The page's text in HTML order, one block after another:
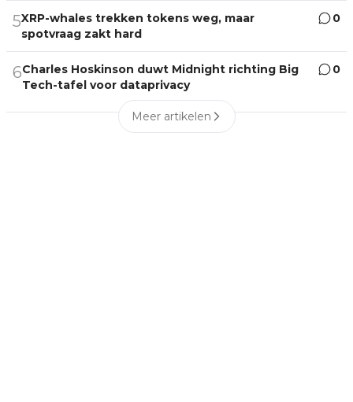
5XRP-whales trekken tokens weg, maar
spotvraag zakt hard
0
6Charles Hoskinson duwt Midnight richting Big
Tech-tafel voor dataprivacy
0
Meer artikelen